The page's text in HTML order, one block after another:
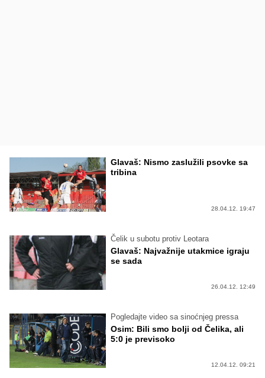
Glavaš: Nismo zaslužili psovke sa
tribina
28.04.12. 19:47
Čelik u subotu protiv Leotara
Glavaš: Najvažnije utakmice igraju
se sada
26.04.12. 12:49
Pogledajte video sa sinoćnjeg pressa
Osim: Bili smo bolji od Čelika, ali
5:0 je previsoko
12.04.12. 09:21